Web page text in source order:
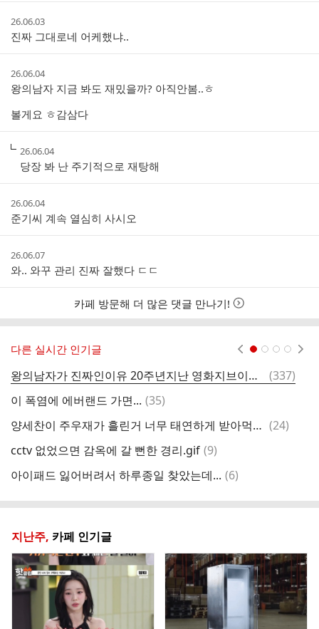
스
작
성
시
간
26.06.03
진짜 그대로네 어케했냐..
작
성
시
26.06.04
왕의남자 지금 봐도 재밌을까? 아직안봄..ㅎ
볼게요 ㅎ감삼다
작
성
시
간
26.06.04
당장 봐 난 주기적으로 재탕해
작
성
시
간
26.06.04
준기씨 계속 열심히 사시오
작
성
시
간
26.06.07
와.. 와꾸 관리 진짜 잘했다 ㄷㄷ
카페 방문해 더 많은 댓글 만나기!
다른 실시간 인기글
왕의남자가 진짜인이유 20주년지난 영화지브이에 공길이가아직도 이런얼굴을갖고나타나심
댓
글
(337)
이 폭염에 에버랜드 가면... 댓
(35)
양세찬이 주우재가 흘린거 너무 태연하게 받아먹음.gif 댓
(24)
cctv 없었으면 감옥에 갈 뻔한 경리.gif 댓
(9)
아이패드 잃어버려서 하루종일 찾았는데... 댓
(6)
지난주, 카페 인기글